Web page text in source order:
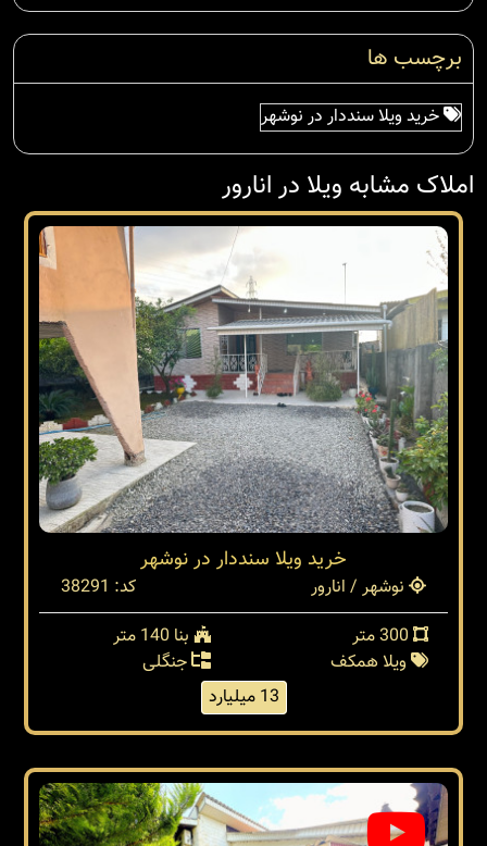
برچسب ها
خرید ویلا سنددار در نوشهر
املاک مشابه ویلا در انارور
خرید ویلا سنددار در نوشهر
نوشهر / انارور
کد: 38291
بنا 140 متر
ویلا همکف
جنگلی
13 میلیارد